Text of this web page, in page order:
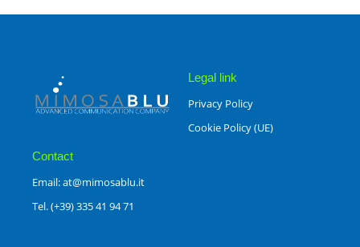
Legal link
Privacy Policy
Cookie Policy (UE)
Contact
Email: at@mimosablu.it
Tel. (+39) 335 41 94 71